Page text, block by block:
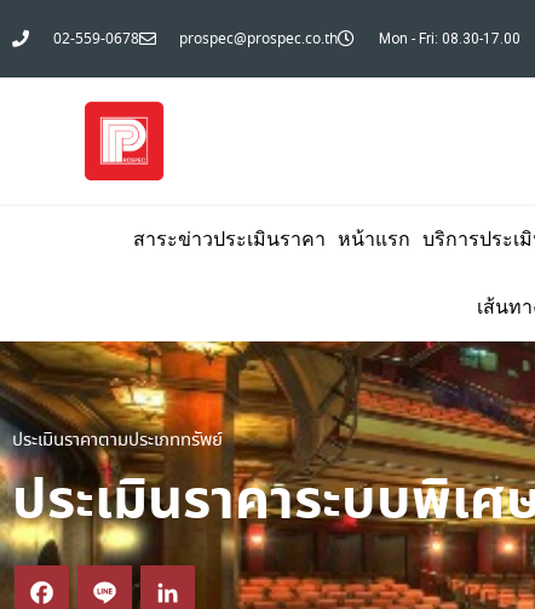
02-559-0678 prospec@prospec.co.th Mon - Fri: 08.30-17.00
สาระข่าวประเมินราคา หน้าแรก บริการประเ
เส้นท
ประเมินราคาตามประเภททรัพย์
ประเมินราคาระบบพิเศ